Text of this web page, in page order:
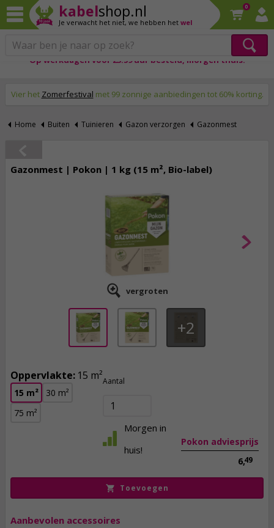
kabelshop.nl
Je verwacht het niet, we hebben het wel
0
Vier het Zomerfestival met 99 zonnige aanbiedingen tot 60% korting.
Home Buiten Tuinieren Gazon verzorgen Gazonmest
Gazonmest | Pokon | 1 kg (15 m², Bio-label)
vergroten
2
Pokon adviesprijs
6,49
Oppervlakte: 15 m²
15 m²
30 m²
75 m²
Aantal
Morgen in
huis!
Toevoegen
Aanbevolen accessoires